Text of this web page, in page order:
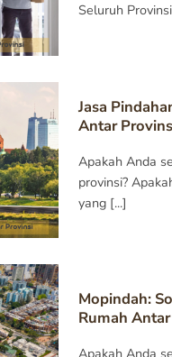
Seluruh
Jasa
Antar
Apakah Anda
provinsi?
yang [...]
Mopindah:
Rumah